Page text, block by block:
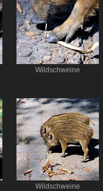
Wildschweine
Wildschweine